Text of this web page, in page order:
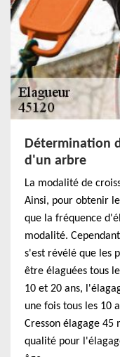
Détermination
d'un arbre
La modalité de
Ainsi, pour obtenir
que la fréquence
modalité.
s'est révélé que les
être élaguées tous
10 et 20 ans,
une fois tous les 10
Cresson élagage 45
qualité pour